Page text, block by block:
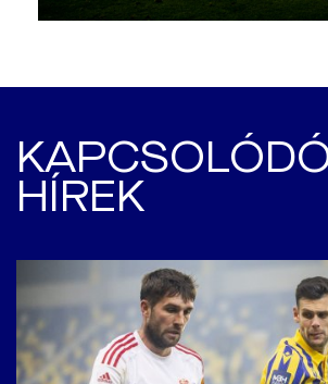
HÍREK